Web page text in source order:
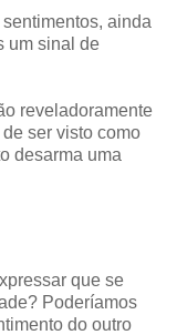
ainda
um sinal de
reveladoramente
ser visto como
desarma uma
que se
Poderíamos
do outro